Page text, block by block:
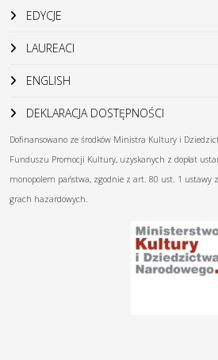
EDYCJE
LAUREACI
ENGLISH
DEKLARACJA DOSTĘPNOŚCI
Dofinansowano ze środków Ministra Kultury i
Funduszu Promocji Kultury, uzyskanych z dopłat
monopolem państwa, zgodnie z art. 80 ust. 1 ustawy
grach hazardowych.